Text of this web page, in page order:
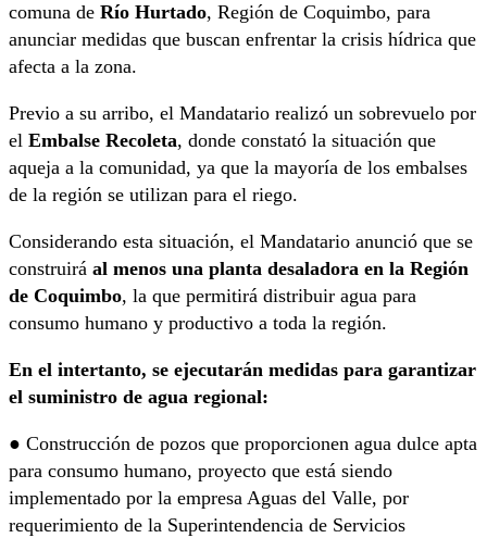
comuna de Río Hurtado, Región de Coquimbo, para
anunciar medidas que buscan enfrentar la crisis hídrica que
afecta a la zona.
Previo a su arribo, el Mandatario realizó un sobrevuelo por
el Embalse Recoleta, donde constató la situación que
aqueja a la comunidad, ya que la mayoría de los embalses
de la región se utilizan para el riego.
Considerando esta situación, el Mandatario anunció que se
construirá al menos una planta desaladora en la Región
de Coquimbo, la que permitirá distribuir agua para
consumo humano y productivo a toda la región.
En el intertanto, se ejecutarán medidas para garantizar
el suministro de agua regional:
● Construcción de pozos que proporcionen agua dulce apta
para consumo humano, proyecto que está siendo
implementado por la empresa Aguas del Valle, por
requerimiento de la Superintendencia de Servicios